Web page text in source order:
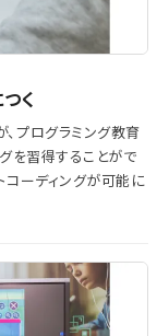
く
プログラミング教育
を習得することがで
コーディングが可能に